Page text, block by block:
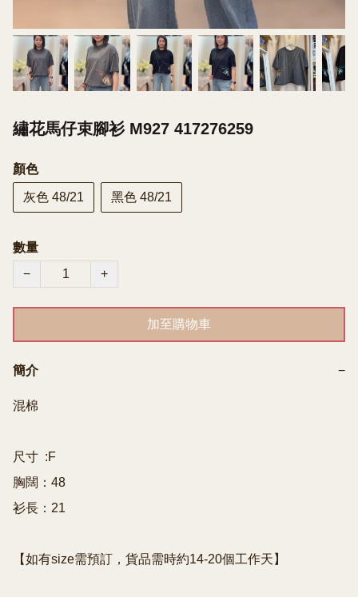
繡花馬仔束腳衫 M927 417276259
顏色
灰色 48/21 黑色 48/21
數量
−
+
加至購物車
簡介 −
混棉
尺寸  :F
胸闊：48
衫長：21
【如有size需預訂，貨品需時約14-20個工作天】